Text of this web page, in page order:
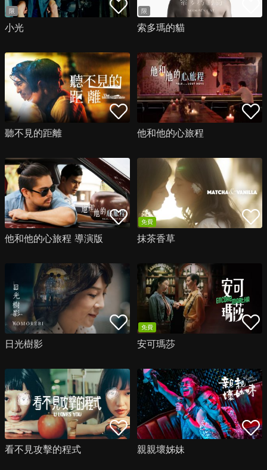
限
小光
限
索多瑪的貓
聽不見的距離 他和他的心旅程
他和他的心旅程 導演版
免費
抹茶香草
日光樹影
免費
安可瑪莎
看不見攻擊的程式 親親壞姊妹